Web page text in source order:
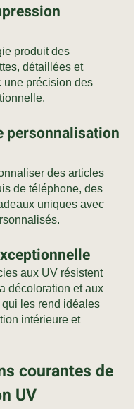
produit des
détaillées et
une précision des
personnalisation
des articles
de téléphone, des
uniques avec
aux UV résistent
décoloration et aux
les rend idéales
intérieure et
courantes de
UV